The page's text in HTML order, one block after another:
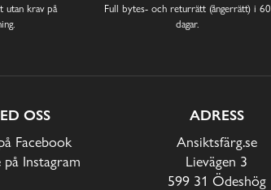
utan krav på
Full bytes- och returrätt (ångerrätt) i 60
dagar.
OSS
Facebook
Instagram
ADRESS
Ansiktsfärg.se
Lievägen 3
599 31 Ödeshög